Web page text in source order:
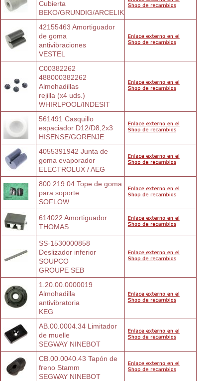
Cubierta
BEKO/GRUNDIG/ARCELIK
42155463 Amortiguador
de goma
antivibraciones
VESTEL
C00382262
488000382262
Almohadillas
rejilla (x4 uds.)
WHIRLPOOL/INDESIT
561491 Casquillo
espaciador D12/D8,2x3
HISENSE/GORENJE
4055391942 Junta de
goma evaporador
ELECTROLUX / AEG
800.219.04 Tope de goma
para soporte
SOFLOW
614022 Amortiguador
THOMAS
SS-1530000858
Deslizador inferior
SOUPCO
GROUPE SEB
1.20.00.0000019
Almohadilla
antivibratoria
KEG
AB.00.0004.34 Limitador
de muelle
SEGWAY NINEBOT
CB.00.0040.43 Tapón de
freno Stamm
SEGWAY NINEBOT